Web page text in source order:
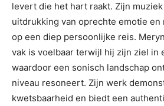
levert die het hart raakt. Zijn
uitdrukking van oprechte emotie
op een diep persoonlijke reis.
vak is voelbaar terwijl hij zijn ziel in
waardoor een sonisch landschap
niveau resoneert. Zijn werk
kwetsbaarheid en biedt een